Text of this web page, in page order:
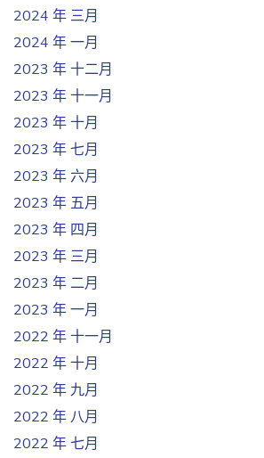
2024 年 三月
2024 年 一月
2023 年 十二月
2023 年 十一月
2023 年 十月
2023 年 七月
2023 年 六月
2023 年 五月
2023 年 四月
2023 年 三月
2023 年 二月
2023 年 一月
2022 年 十一月
2022 年 十月
2022 年 九月
2022 年 八月
2022 年 七月